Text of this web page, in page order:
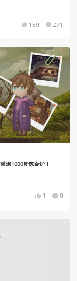
189 271
燃1600度炼金炉！
1 0